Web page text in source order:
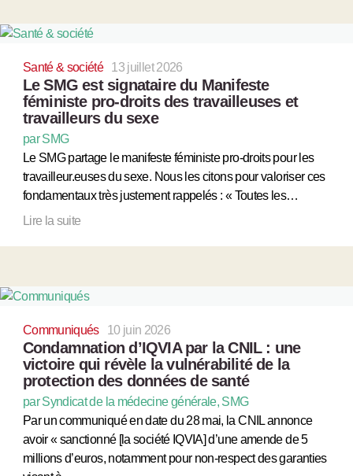
Santé & société 13 juillet 2026
Le SMG est signataire du Manifeste
féministe pro-droits des travailleuses et
travailleurs du sexe
par SMG
Le SMG partage le manifeste féministe pro-droits pour les
travailleur.euses du sexe. Nous les citons pour valoriser ces
fondamentaux très justement rappelés : « Toutes les…
Lire la suite
Communiqués 10 juin 2026
Condamnation d’IQVIA par la CNIL : une
victoire qui révèle la vulnérabilité de la
protection des données de santé
par Syndicat de la médecine générale, SMG
Par un communiqué en date du 28 mai, la CNIL annonce
avoir « sanctionné [la société IQVIA] d’une amende de 5
millions d’euros, notamment pour non-respect des garanties